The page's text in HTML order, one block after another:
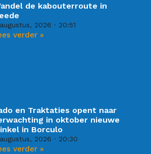
de kabouterroute in
2026 20:51
verder »
en Traktaties opent naar
in oktober nieuwe
in Borculo
2026 20:30
verder »